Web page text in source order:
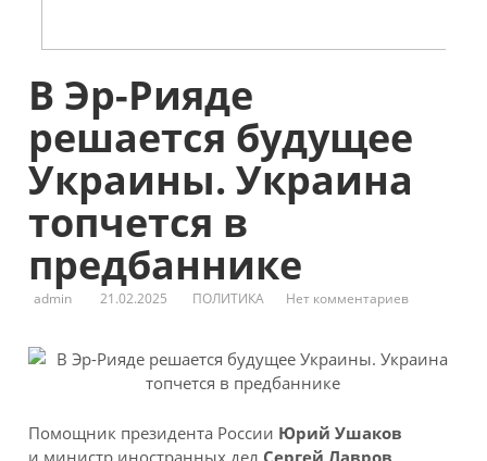
В Эр-Рияде
решается будущее
Украины. Украина
топчется в
предбаннике
admin 21.02.2025 ПОЛИТИКА Нет комментариев
Помощник президента России Юрий Ушаков
и министр иностранных дел Сергей Лавров